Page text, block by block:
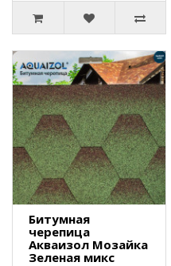
Битумная
черепица
Акваизол Мозайка
Зеленая микс